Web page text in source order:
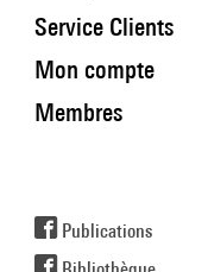
Service Clients
Mon compte
Membres
Publications